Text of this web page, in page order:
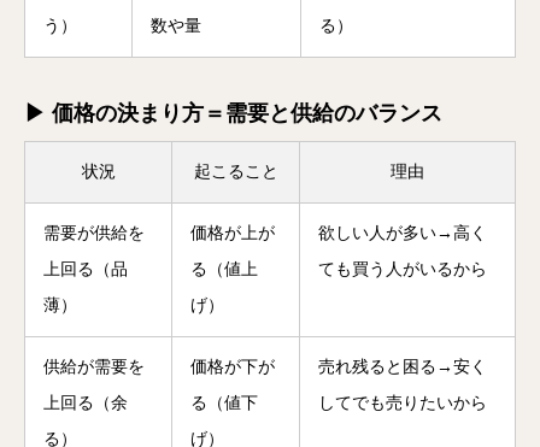
う）
数や量
る）
▶ 価格の決まり方＝需要と供給のバランス
状況 起こること 理由
需要が供給を
上回る（品
薄）
価格が上が
る（値上
げ）
欲しい人が多い→高く
ても買う人がいるから
供給が需要を
上回る（余
る）
価格が下が
る（値下
げ）
売れ残ると困る→安く
してでも売りたいから